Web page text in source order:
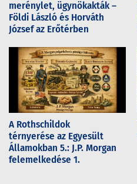
merénylet, ügynökakták –
Földi László és Horváth
József az Erőtérben
A Rothschildok
térnyerése az Egyesült
Államokban 5.: J.P. Morgan
felemelkedése 1.